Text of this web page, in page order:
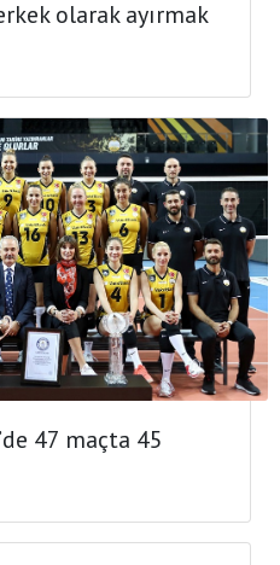
olarak ayırmak
47 maçta 45